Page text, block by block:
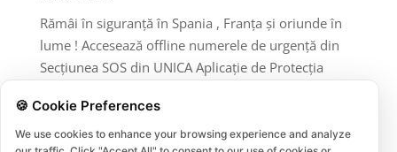
Rămâi în siguranță în Spania , Franța și oriunde în
lume ! Accesează offline numerele de urgență din
Secțiunea SOS din UNICA Aplicație de Protecția
Comentarii recente
🍪 Cookie Preferences
We use cookies to enhance your browsing experience and analyze